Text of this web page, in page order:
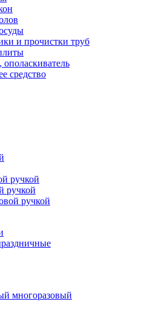
и прочистки труб
средство
ручкой
ручкой
ручкой
многоразовый